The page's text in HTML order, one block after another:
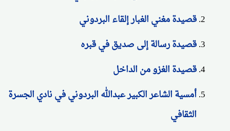
قصيدة مغني الغبار إلقاء البردوني
قصيدة رسالة إلى صديق في قبره
قصيدة الغزو من الداخل
أمسية الشاعر الكبير عبدالله البردوني في نادي الجسرة
الثقافي